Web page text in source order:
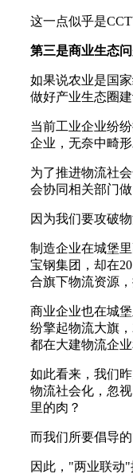
这一点似乎是
第三是商业生态
如果说农业是国
做好产业生态圈建
当前工业企业纷
企业，无奈中畸
为了推进物流社
会协同相关部门
因为我们要攻破
制造企业在城堡
宝钢集团，却在
合旗下物流资源
商业企业也在城
纷擎起物流大旗
都在大建物流企业
如此看来，我们
物流社会化，忽
里的肉？
而我们所要倡导
因此，"两业联动